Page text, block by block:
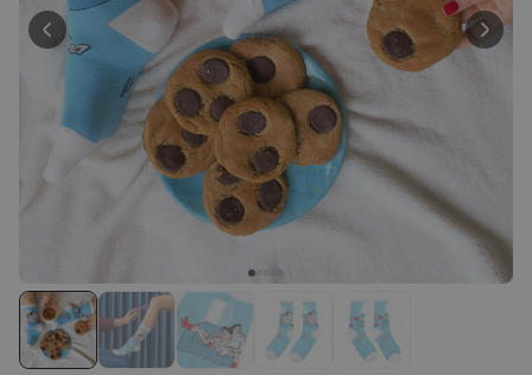
Personalizzabile
Telo Mare Personalizzato in
Stile Fumetto
Comprato
34,99 €
Personalizzabile
Vaso Personalizzato con
Testo e Simbolo
Comprato
più di 1.300
Set Regalo Birra
45,48 €